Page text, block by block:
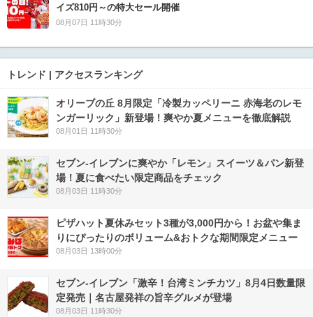
イズ810円～の特大セール開催
08月07日 11時30分
トレンド | アクセスランキング
オリーブの丘 8月限定「冷製カッペリーニ 赤海老のレモ
ンガーリック」新登場！爽やか夏メニューを徹底解説
08月01日 11時30分
セブン‐イレブンに爽やか「レモン」スイーツ＆パン新登
場！夏に食べたい限定商品をチェック
08月03日 11時30分
ピザハット夏休みセット3種が3,000円から！お盆や集ま
りにぴったりのボリューム&おトクな期間限定メニュー
08月03日 13時00分
セブン-イレブン「激辛！台湾ミンチカツ」8月4日数量限
定発売｜名古屋発祥の旨辛グルメが登場
08月03日 11時30分